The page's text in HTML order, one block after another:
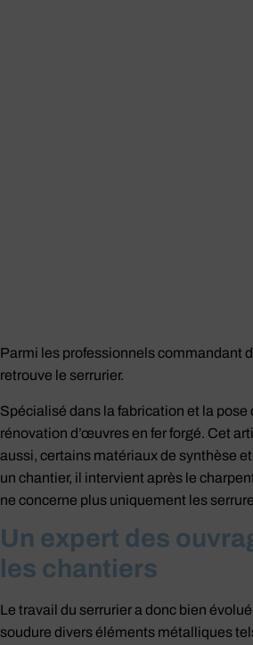
Parmi les professionnels commandant
retrouve le serrurier.
Spécialisé dans la fabrication et la
rénovation d’œuvres en fer forgé. Cet
aussi, certains matériaux de synthèse
un chantier, il intervient après le
ne concerne plus uniquement les
Un expert des
les chantiers
Le travail du serrurier a donc bien
soudure divers éléments métalliques